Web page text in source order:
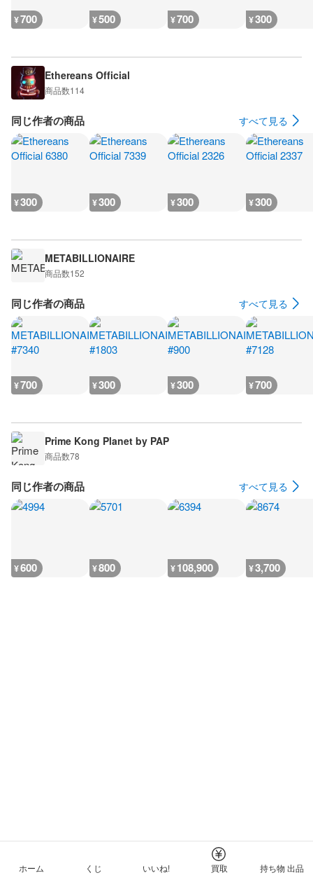
¥700 ¥500 ¥700 ¥300
Ethereans Official
商品数114
同じ作者の商品 すべて見る
¥300 ¥300 ¥300 ¥300
METABILLIONAIRE
商品数152
同じ作者の商品 すべて見る
¥700 ¥300 ¥300 ¥700
Prime Kong Planet by PAP
商品数78
同じ作者の商品 すべて見る
¥600 ¥800 ¥108,900 ¥3,700
ホーム くじ いいね! 買取 持ち物 出品